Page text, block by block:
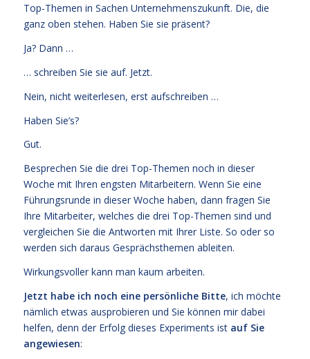
Top-Themen in Sachen Unternehmenszukunft. Die, die
ganz oben stehen. Haben Sie sie präsent?
Ja? Dann …
… schreiben Sie sie auf. Jetzt.
Nein, nicht weiterlesen, erst aufschreiben …
Haben Sie’s?
Gut.
Besprechen Sie die drei Top-Themen noch in dieser
Woche mit Ihren engsten Mitarbeitern. Wenn Sie eine
Führungsrunde in dieser Woche haben, dann fragen Sie
Ihre Mitarbeiter, welches die drei Top-Themen sind und
vergleichen Sie die Antworten mit Ihrer Liste. So oder so
werden sich daraus Gesprächsthemen ableiten.
Wirkungsvoller kann man kaum arbeiten.
Jetzt habe ich noch eine persönliche Bitte, ich möchte
nämlich etwas ausprobieren und Sie können mir dabei
helfen, denn der Erfolg dieses Experiments ist auf Sie
angewiesen: